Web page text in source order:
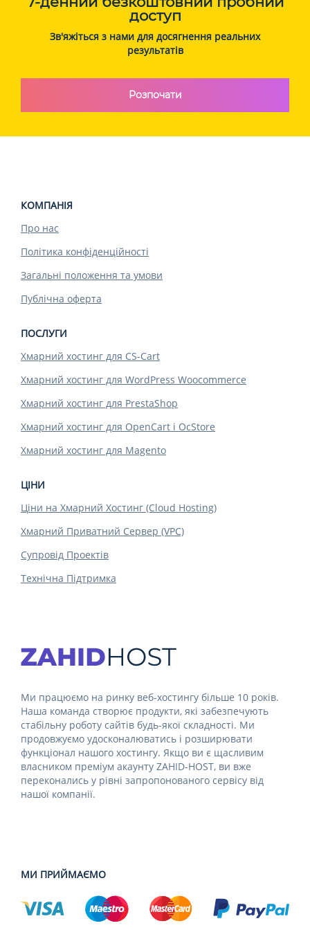
доступ
Зв'яжіться з нами для досягнення реальних
результатів
Розпочати
КОМПАНІЯ
Про нас
Політика конфіденційності
Загальні положення та умови
Публічна оферта
ПОСЛУГИ
Хмарний хостинг для CS-Cart
Хмарний хостинг для WordPress Woocommerce
Хмарний хостинг для PrestaShop
Хмарний хостинг для OpenCart і OcStore
Хмарний хостинг для Magento
ЦІНИ
Ціни на Хмарний Хостинг (Cloud Hosting)
Хмарний Приватний Сервер (VPC)
Супровід Проектів
Технічна Підтримка
Ми працюємо на ринку веб-хостингу більше 10 років.
Наша команда створює продукти, які забезпечують
стабільну роботу сайтів будь-якої складності. Ми
продовжуємо удосконалюватись і розширювати
функціонал нашого хостингу. Якщо ви є щасливим
власником преміум акаунту ZAHID-HOST, ви вже
переконались у рівні запропонованого сервісу від
нашої компанії.
МИ ПРИЙМАЄМО